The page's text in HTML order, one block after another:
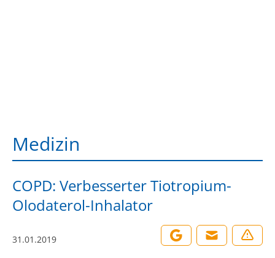
Medizin
COPD: Verbesserter Tiotropium-
Olodaterol-Inhalator
31.01.2019